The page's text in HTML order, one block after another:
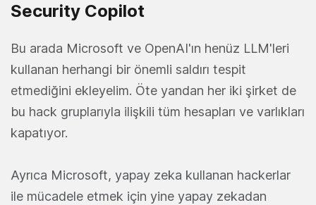
Security Copilot
Bu arada Microsoft ve OpenAI'ın henüz LLM'leri
kullanan herhangi bir önemli saldırı tespit
etmediğini ekleyelim. Öte yandan her iki şirket de
bu hack gruplarıyla ilişkili tüm hesapları ve varlıkları
kapatıyor.
Ayrıca Microsoft, yapay zeka kullanan hackerlar
ile mücadele etmek için yine yapay zekadan